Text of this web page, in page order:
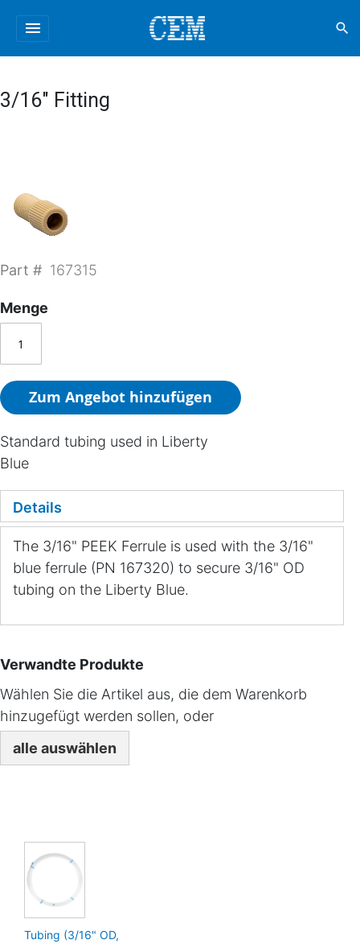
menu search
3/16" Fitting
Part # 167315
Menge
Zum Angebot hinzufügen
Standard tubing used in Liberty
Blue
Details
The 3/16" PEEK Ferrule is used with the 3/16"
blue ferrule (PN 167320) to secure 3/16" OD
tubing on the Liberty Blue.
Verwandte Produkte
Wählen Sie die Artikel aus, die dem Warenkorb
hinzugefügt werden sollen, oder
alle auswählen
Tubing (3/16" OD,